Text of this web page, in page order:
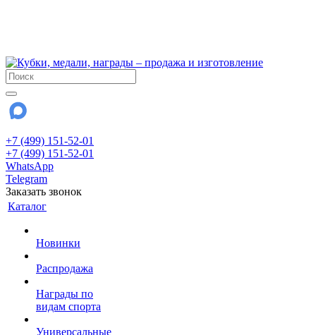
+7 (499) 151-52-01
+7 (499) 151-52-01
WhatsApp
Telegram
Заказать звонок
Каталог
Новинки
Распродажа
Награды по
видам спорта
Универсальные